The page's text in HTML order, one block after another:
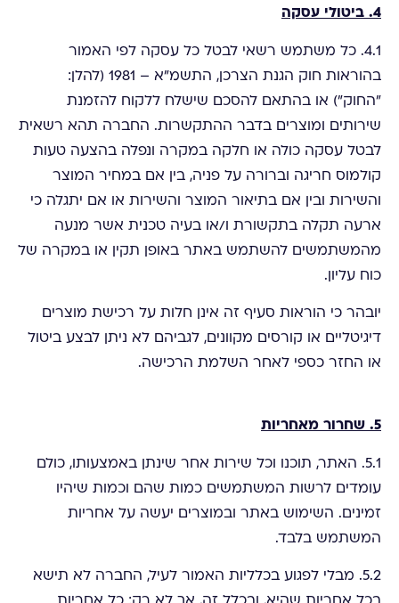
4. ביטולי עסקה
4.1. כל משתמש רשאי לבטל כל עסקה לפי האמור
בהוראות חוק הגנת הצרכן, התשמ"א – 1981 (להלן:
"החוק") או בהתאם להסכם שישלח ללקוח להזמנת
שירותים ומוצרים בדבר ההתקשרות. החברה תהא רשאית
לבטל עסקה כולה או חלקה במקרה ונפלה בהצעה טעות
קולמוס חריגה וברורה על פניה, בין אם במחיר המוצר
והשירות ובין אם בתיאור המוצר והשירות או אם יתגלה כי
ארעה תקלה בתקשורת ו/או בעיה טכנית אשר מנעה
מהמשתמשים להשתמש באתר באופן תקין או במקרה של
כוח עליון.
יובהר כי הוראות סעיף זה אינן חלות על רכישת מוצרים
דיגיטליים או קורסים מקוונים, לגביהם לא ניתן לבצע ביטול
או החזר כספי לאחר השלמת הרכישה.
5. שחרור מאחריות
5.1. האתר, תוכנו וכל שירות אחר שינתן באמצעותו, כולם
עומדים לרשות המשתמשים כמות שהם וכמות שיהיו
זמינים. השימוש באתר ובמוצרים יעשה על אחריות
המשתמש בלבד.
5.2. מבלי לפגוע בכלליות האמור לעיל, החברה לא תישא